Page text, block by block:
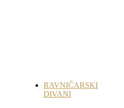
RAVNIČARSKI
DIVANI